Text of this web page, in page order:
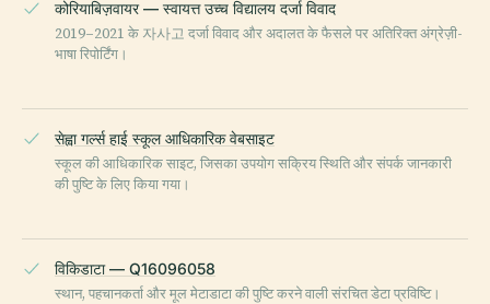
कोरियाबिज़वायर — स्वायत्त उच्च विद्यालय दर्जा विवाद
2019–2021 के 자사고 दर्जा विवाद और अदालत के फैसले पर अतिरिक्त अंग्रेज़ी-
भाषा रिपोर्टिंग।
सेह्वा गर्ल्स हाई स्कूल आधिकारिक वेबसाइट
स्कूल की आधिकारिक साइट, जिसका उपयोग सक्रिय स्थिति और संपर्क जानकारी
की पुष्टि के लिए किया गया।
विकिडाटा — Q16096058
स्थान, पहचानकर्ता और मूल मेटाडाटा की पुष्टि करने वाली संरचित डेटा प्रविष्टि।